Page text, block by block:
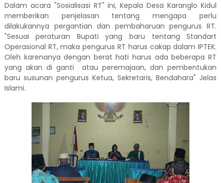
Dalam acara "Sosialisasi RT" ini, Kepala Desa Karanglo Kidul
memberikan penjelasan tentang mengapa perlu
dilakukannya pergantian dan pembaharuan pengurus RT.
"Sesuai peraturan Bupati yang baru tentang Standart
Operasional RT, maka pengurus RT harus cakap dalam IPTEK.
Oleh karenanya dengan berat hati harus ada beberapa RT
yang akan di ganti atau peremajaan, dan pembentukan
baru susunan pengurus Ketua, Sekretaris, Bendahara" Jelas
Islami.